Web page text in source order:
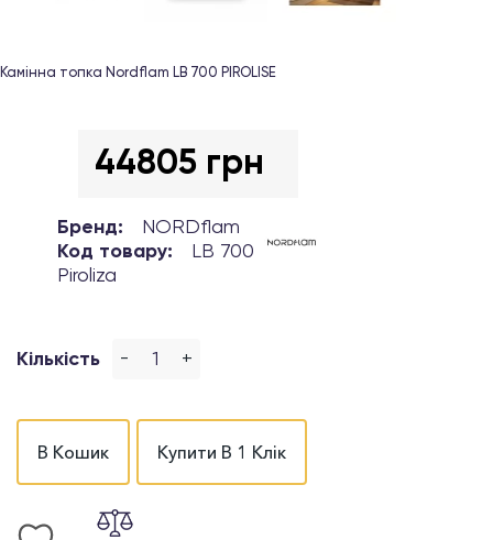
Камінна топка Nordflam LB 700 PIROLISE
44805 грн
Бренд:
NORDflam
Код товару:
LB 700
Piroliza
Кількість - +
В Кошик Купити В 1 Клік